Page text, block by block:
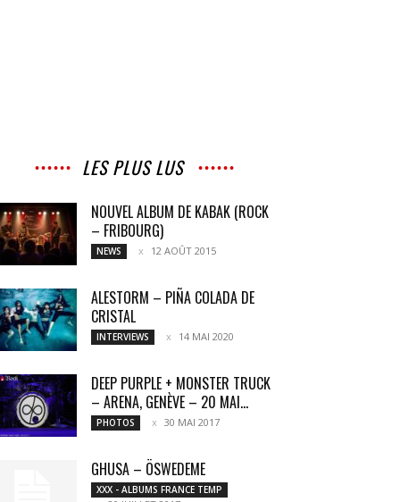
LES PLUS LUS
NOUVEL ALBUM DE KABAK (ROCK
– FRIBOURG)
NEWS 12 AOÛT 2015
ALESTORM – PIÑA COLADA DE
CRISTAL
INTERVIEWS 14 MAI 2020
DEEP PURPLE + MONSTER TRUCK
– ARENA, GENÈVE – 20 MAI...
PHOTOS 30 MAI 2017
GHUSA – ÖSWEDEME
XXX - ALBUMS FRANCE TEMP